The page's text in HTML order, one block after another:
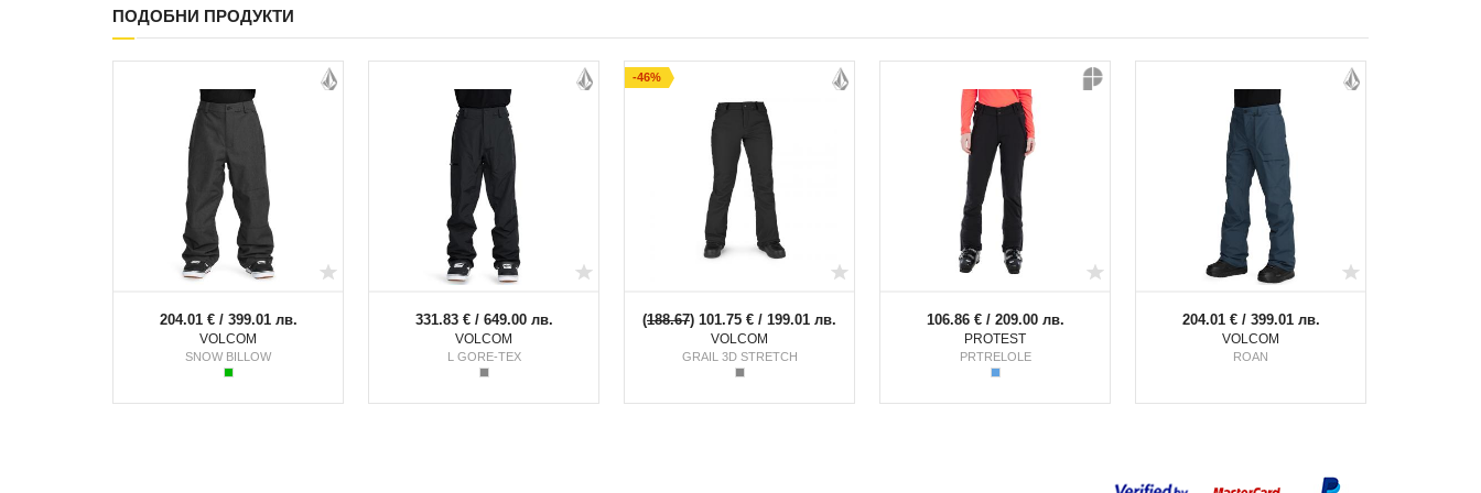
- избягвайте омекотители при пране
- не избелвайте
- не ползвайте химическо чистене
- не гладете
- не накисвайте
- не ползвайте сушилня
- не центрофугирайте
- перете на 30°C
- перете отделно от останалите дрехи
ПОДОБНИ ПРОДУКТИ
204.01 € / 399.01 лв.
VOLCOM
SNOW BILLOW
331.83 € / 649.00 лв.
VOLCOM
L GORE-TEX
(188.67) 101.75 € / 199.01 лв.
VOLCOM
GRAIL 3D STRETCH
-46%
106.86 € / 209.00 лв.
PROTEST
PRTRELOLE
204.01 € / 399.01 лв.
VOLCOM
ROAN